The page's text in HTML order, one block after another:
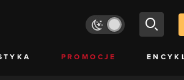
PROMOCJE